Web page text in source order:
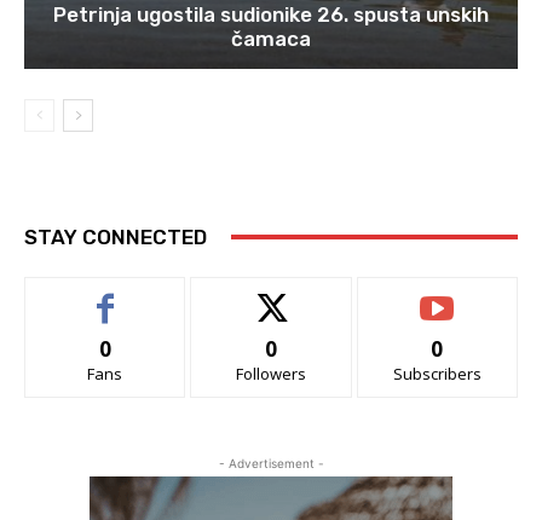
Petrinja ugostila sudionike 26. spusta unskih
čamaca
STAY CONNECTED
0
Fans
0
Followers
0
Subscribers
- Advertisement -